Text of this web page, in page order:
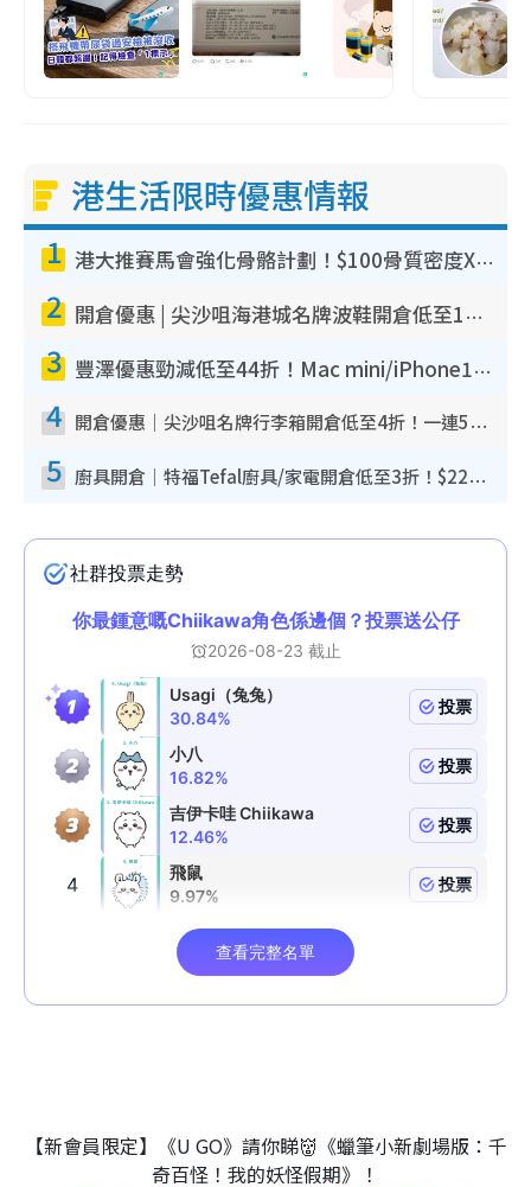
港生活限時優惠情報
1 港大推賽馬會強化骨骼計劃！$100骨質密度X光檢查 完成免費運動訓練送超市禮券！附參加資格
2 開倉優惠 | 尖沙咀海港城名牌波鞋開倉低至1折！On鞋$899起／Joy&Peace鞋履$98起
3 豐澤優惠勁減低至44折！Mac mini/iPhone17Pro大減價！廚房家電$220起
4 開倉優惠｜尖沙咀名牌行李箱開倉低至4折！一連5日 American Tourister/ace./Hallmark $200起！
5 廚具開倉｜特福Tefal廚具/家電開倉低至3折！$220起買平底鍋/炒鑊/湯煲！電飯煲/吸塵機/燙斗$418起
【新會員限定】《U GO》請你睇👹《蠟筆小新劇場版：千
奇百怪！我的妖怪假期》！